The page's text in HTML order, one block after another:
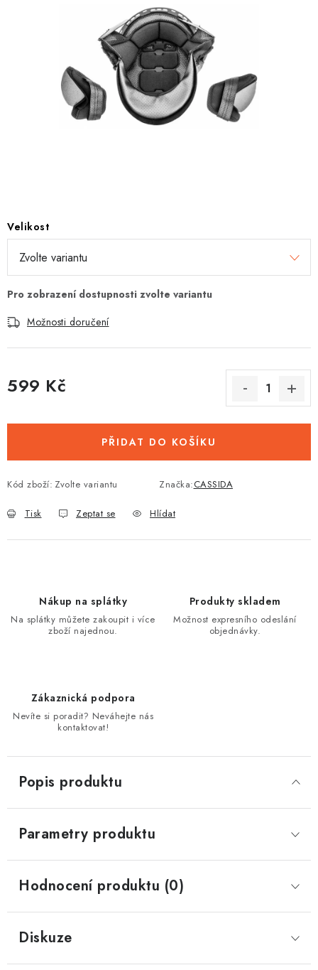
NÁPLNĚ A KAPALINY
NÁHRADNÍ DÍLY
Podmínky ochrany osobních údajů
Velikost
Možnosti doručení
599 Kč
PŘIDAT DO KOŠÍKU
Kód zboží: Zvolte variantu Značka:CASSIDA
Tisk Zeptat se Hlídat
Nákup na splátky
Na splátky můžete zakoupit i více
zboží najednou.
Produkty skladem
Možnost expresního odeslání
objednávky.
Zákaznická podpora
Nevíte si poradit? Neváhejte nás
kontaktovat!
Popis produktu
Parametry produktu
Hodnocení produktu (0)
Diskuze